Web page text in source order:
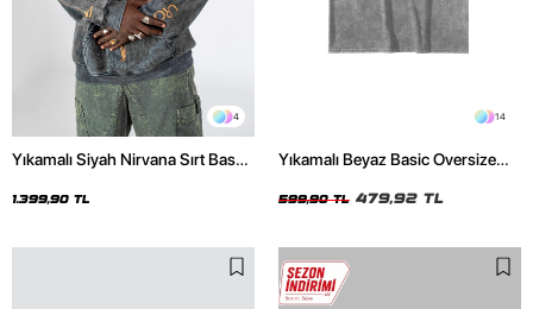
4
Yıkamalı Siyah Nirvana Sırt Baskılı
1.399,90 TL
14
Yıkamalı Beyaz Basic Oversize
599,90 TL 479,92 TL